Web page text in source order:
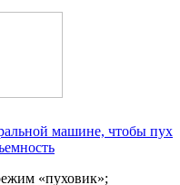
машине, чтобы пух
«пуховик»;